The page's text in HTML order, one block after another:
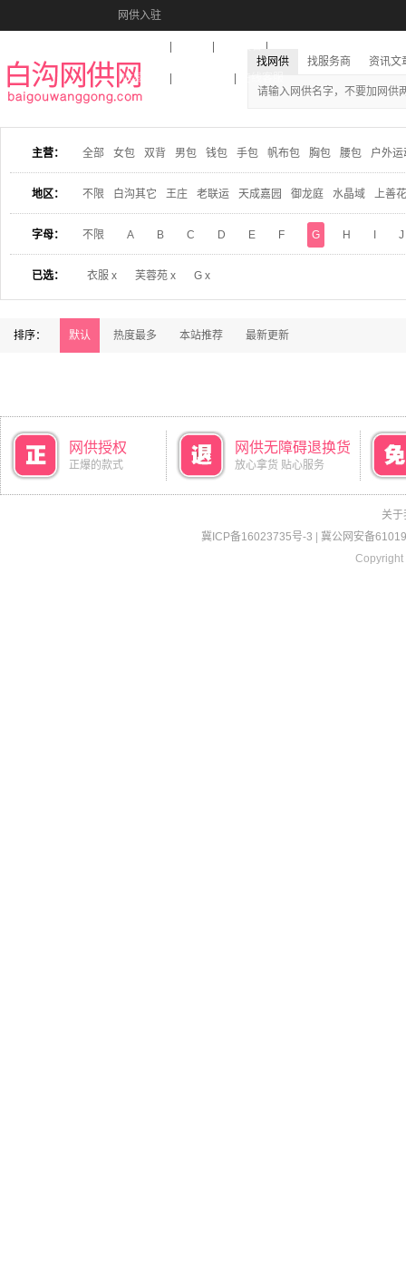
网供入驻
收藏本站
找网供 找服务商 资讯文
主营： 全部 女包 双背 男包 钱包 手包 帆布包 胸包 腰包 户外运
地区： 不限 白沟其它 王庄 老联运 天成嘉园 御龙庭 水晶域 上善
字母： 不限 A B C D E F G H J
已选： 衣服 x 芙蓉苑 x G x
排序： 默认 热度最多 本站推荐 最新更新
网供授权
正爆的款式
网供无障碍退换货
放心拿货 贴心服务
关于
冀ICP备16023735号-3
冀公网安备